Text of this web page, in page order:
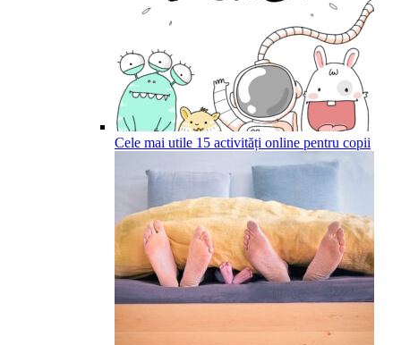
Cele mai utile 15 activități online pentru copii